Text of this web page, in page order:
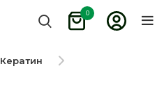
0
Кератин